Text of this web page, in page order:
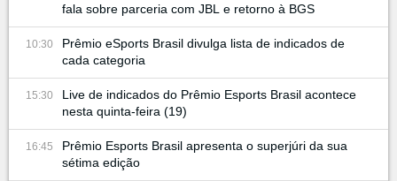
fala sobre parceria com JBL e retorno à BGS
10:30
Prêmio eSports Brasil divulga lista de indicados de
cada categoria
15:30
Live de indicados do Prêmio Esports Brasil acontece
nesta quinta-feira (19)
16:45
Prêmio Esports Brasil apresenta o superjúri da sua
sétima edição